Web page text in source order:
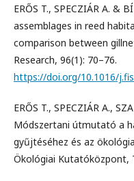
ERŐS T., SPECZIÁR A. &
assemblages in reed
comparison between
Research, 96(1): 70–76.
https://doi.org/10.1016/
ERŐS T., SPECZIÁR A.,
Módszertani útmutató a
gyűjtéséhez és az
Ökológiai Kutatóközpont,